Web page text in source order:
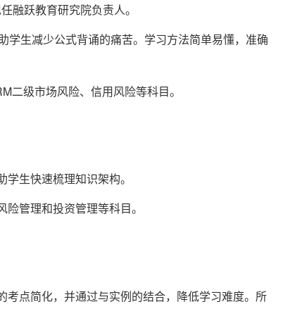
融跃教育研究院负责人。
学生减少公式背诵的痛苦。学习方法简单易懂，准确
二级市场风险、信用风险等科目。
生快速梳理知识架构。
管理和投资管理等科目。
点简化，并通过与实例的结合，降低学习难度。所